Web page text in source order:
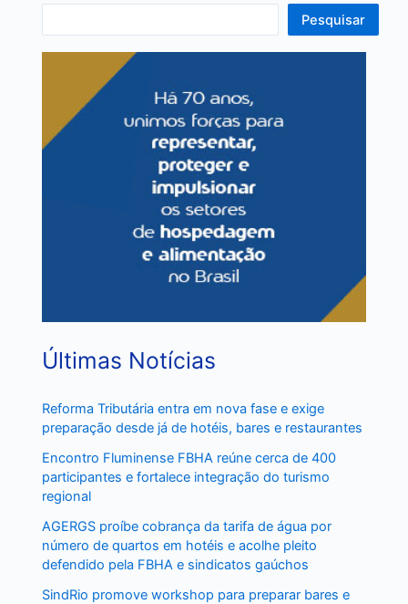
Pesquisar
Últimas Notícias
Reforma Tributária entra em nova fase e exige
preparação desde já de hotéis, bares e restaurantes
Encontro Fluminense FBHA reúne cerca de 400
participantes e fortalece integração do turismo
regional
AGERGS proíbe cobrança da tarifa de água por
número de quartos em hotéis e acolhe pleito
defendido pela FBHA e sindicatos gaúchos
SindRio promove workshop para preparar bares e